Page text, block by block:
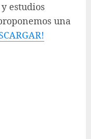
estudios
una